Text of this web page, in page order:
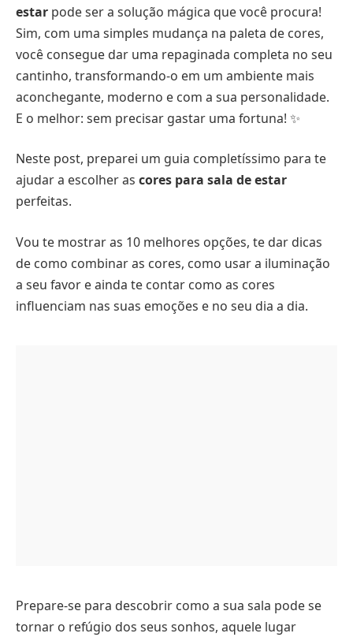
estar pode ser a solução mágica que você procura!
Sim, com uma simples mudança na paleta de cores,
você consegue dar uma repaginada completa no seu
cantinho, transformando-o em um ambiente mais
aconchegante, moderno e com a sua personalidade.
E o melhor: sem precisar gastar uma fortuna! ✨
Neste post, preparei um guia completíssimo para te
ajudar a escolher as cores para sala de estar
perfeitas.
Vou te mostrar as 10 melhores opções, te dar dicas
de como combinar as cores, como usar a iluminação
a seu favor e ainda te contar como as cores
influenciam nas suas emoções e no seu dia a dia.
Prepare-se para descobrir como a sua sala pode se
tornar o refúgio dos seus sonhos, aquele lugar